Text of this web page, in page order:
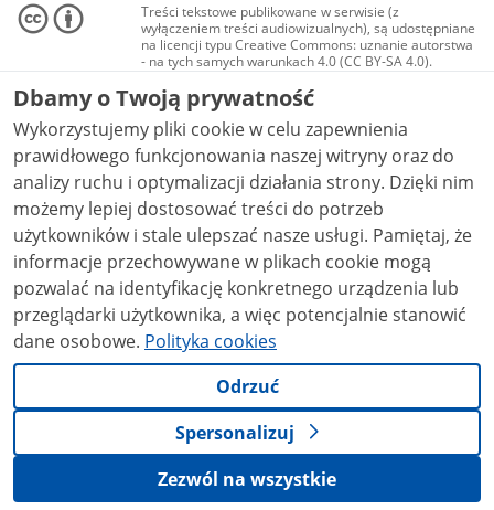
Treści tekstowe publikowane w serwisie (z
wyłączeniem treści audiowizualnych), są udostępniane
na licencji typu Creative Commons: uznanie autorstwa
- na tych samych warunkach 4.0 (CC BY-SA 4.0).
Materiały audiowizualne, w tym zdjęcia, materiały
audio i wideo, są udostępniane na licencji typu
Creative Commons: uznanie autorstwa użycie
niekomercyjne - bez utworów zależnych 4.0 (CC BY-
NC-ND 4.0), o ile nie jest to stwierdzone inaczej.
Dbamy o Twoją prywatność
Wykorzystujemy pliki cookie w celu zapewnienia
prawidłowego funkcjonowania naszej witryny oraz do
analizy ruchu i optymalizacji działania strony. Dzięki nim
możemy lepiej dostosować treści do potrzeb
użytkowników i stale ulepszać nasze usługi. Pamiętaj, że
informacje przechowywane w plikach cookie mogą
pozwalać na identyfikację konkretnego urządzenia lub
przeglądarki użytkownika, a więc potencjalnie stanowić
dane osobowe. Polityka cookies
Odrzuć
Spersonalizuj
Zezwól na wszystkie